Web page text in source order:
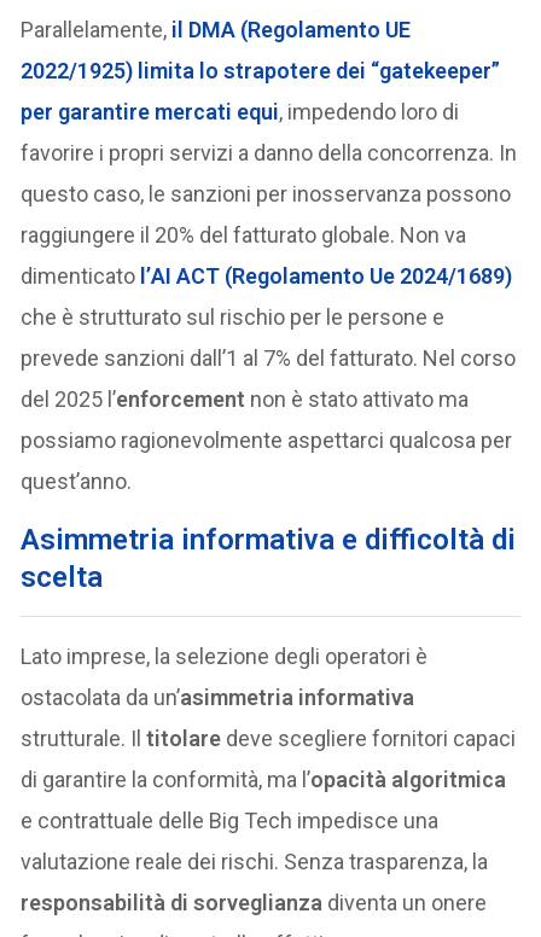
Parallelamente, il DMA (Regolamento UE
2022/1925) limita lo strapotere dei “gatekeeper”
per garantire mercati equi, impedendo loro di
favorire i propri servizi a danno della concorrenza. In
questo caso, le sanzioni per inosservanza possono
raggiungere il 20% del fatturato globale. Non va
dimenticato l’AI ACT (Regolamento Ue 2024/1689)
che è strutturato sul rischio per le persone e
prevede sanzioni dall’1 al 7% del fatturato. Nel corso
del 2025 l’enforcement non è stato attivato ma
possiamo ragionevolmente aspettarci qualcosa per
quest’anno.
Asimmetria informativa e difficoltà di
scelta
Lato imprese, la selezione degli operatori è
ostacolata da un’asimmetria informativa
strutturale. Iltitolare deve scegliere fornitori capaci
di garantire la conformità, ma l’opacità algoritmica
e contrattuale delle Big Tech impedisce una
valutazione reale dei rischi. Senza trasparenza, la
responsabilità di sorveglianza diventa un onere